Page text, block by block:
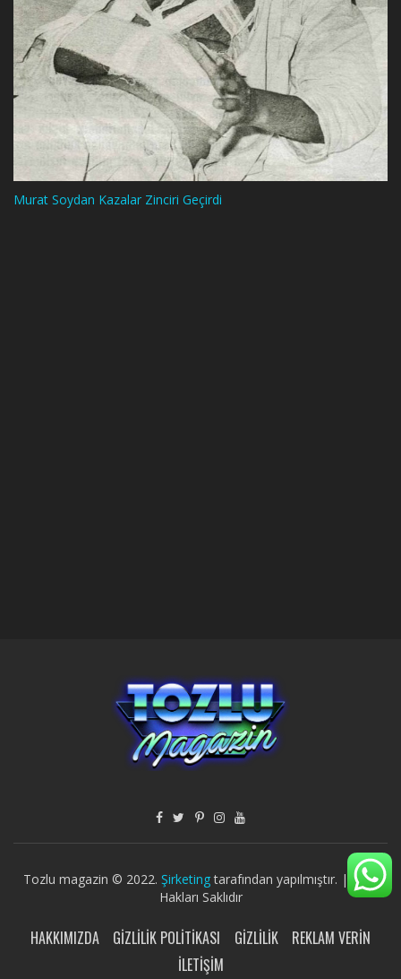
Murat Soydan Kazalar Zinciri Geçirdi
Tozlu magazin © 2022. Şirketingtarafından yapılmıştır. | Tüm
Hakları Saklıdır
HAKKIMIZDA GIZLILIK POLITIKASI GIZLILIK
REKLAM VERIN
İLETIŞIM